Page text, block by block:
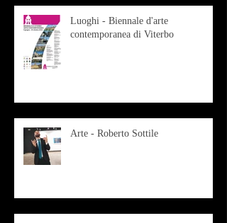
Luoghi - Biennale d'arte
contemporanea di Viterbo
Arte - Roberto Sottile